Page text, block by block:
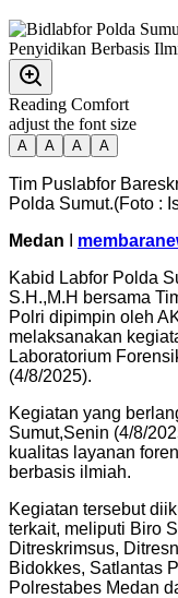
Reading Comfort
adjust the font size
A A A A
Tim Puslabfor
Polda Sumut.(Foto :
Medan
Kabid Labfor Polda
S.H.,M.H bersama
Polri dipimpin oleh
melaksanakan
Laboratorium
(4/8/2025).
Kegiatan yang
Sumut,Senin (4/8/
kualitas layanan
berbasis ilmiah.
Kegiatan tersebut
terkait, meliputi Biro
Ditreskrimsus,
Bidokkes, Satlantas
Polrestabes Medan